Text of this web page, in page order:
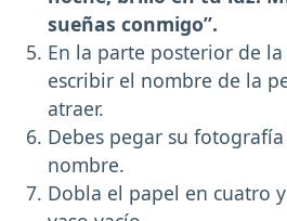
sueñas conmigo”.
En la parte posterior de
escribir el nombre de la
atraer.
Debes pegar su
nombre.
Dobla el papel en cuatro